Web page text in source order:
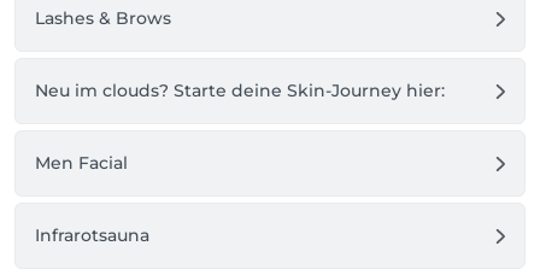
Lashes & Brows
Neu im clouds? Starte deine Skin-Journey hier:
Men Facial
Infrarotsauna